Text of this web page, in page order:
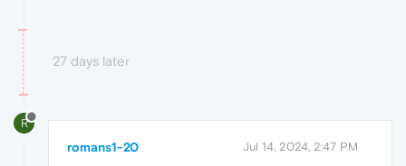
27 days later
R
romans1-20 Jul 14, 2024, 2:47 PM